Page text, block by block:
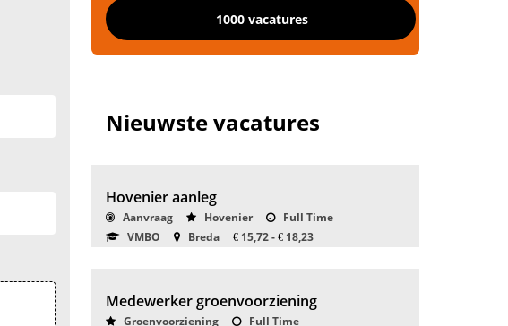
1000 vacatures
Nieuwste vacatures
Hovenier aanleg
Aanvraag Hovenier
Full Time
VMBO
Breda € 15,72 - € 18,23
Medewerker groenvoorziening
Groenvoorziening
Full Time